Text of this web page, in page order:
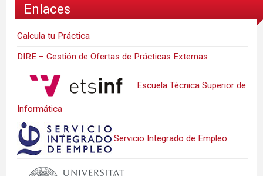
Enlaces
Calcula tu Práctica
DIRE – Gestión de Ofertas de Prácticas Externas
Escuela Técnica Superior de
Informática
Servicio Integrado de Empleo